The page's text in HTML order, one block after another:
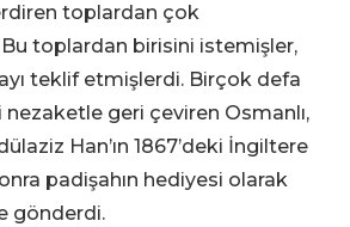
toplardan çok
toplardan birisini istemişler,
teklif etmişlerdi. Birçok defa
nezaketle geri çeviren Osmanlı,
Han’ın 1867’deki İngiltere
padişahın hediyesi olarak
gönderdi.